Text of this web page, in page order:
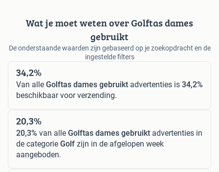
Wat je moet weten over Golftas dames
gebruikt
De onderstaande waarden zijn gebaseerd op je zoekopdracht en de
ingestelde filters
34,2%
Van alle Golftas dames gebruikt advertenties is 34,2%
beschikbaar voor verzending.
20,3%
20,3% van alle Golftas dames gebruikt advertenties in
de categorie Golf zijn in de afgelopen week
aangeboden.